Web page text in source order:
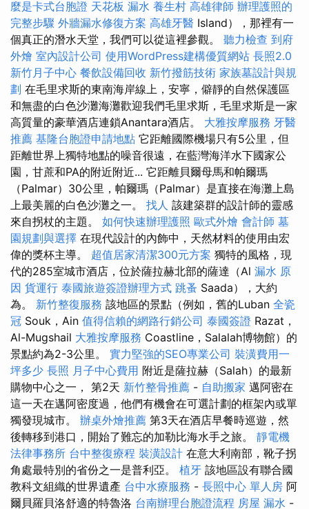
麼是卡式台胞證 天花板 漏水 養生村 高雄律師 辦理護照的
完整步驟 外牆漏水修復方案 高雄牙醫 Island），那裡有一
個真正的潛水天堂，我們可以從這裡參觀。 聽力檢查 到府
外燴 室內設計公司 使用WordPress建構優質網站 長照2.0
新竹月子中心 餐飲設備回收 新竹撥筋技術 家族墓設計與規
劃 在毛里求斯的東南海岸線上，安寧，僻靜的自然保護區
和無盡的白色沙灘海灘歡迎我們毛里求斯，毛里求斯是一家
高質量的豪華酒店連鎖Anantara酒店。 大雅按摩服務 牙醫
推薦 基隆台胞證申請地點 它距離國際機場只有5公里，但
距離世界上獨特地點的噪音很遠，在藍灣海洋水下國家公
園，甘蔗和PA的附近附近... 它距離貝爾母馬和帕爾瑪
（Palmar）30公里，帕爾瑪（Palmar）是直接在海灘上島
上最美麗的白色沙灘之一。 找人 該建築群的設計師的靈感
來自拐杖的主題。 如何快速辦理護照 歐式外燴 會計師 墓
園規劃與選擇 在現代設計的內飾中，天然材料的使用由宏
偉的獎杯主導。 超值居家清潔300元方案 獨特的風格，現
代的285室城市酒店，位於薩拉赫北部的薩達（Al 漏水 原
因 貨運行 泰國旅遊簽證辦理方式 跳蚤 Saada），大約
為。 新竹整復服務 該地區的景點（例如，舊的Luban 全瓷
冠 Souk，Ain 值得信賴的網路行銷公司 泰國簽證 Razat，
Al-Mugshail 大雅按摩服務 Coastline，Salalah博物館）的
景點約為2-3公里。 實力堅強的SEO專業公司 裝潢費用一
坪多少 長照 月子中心費用 附近是薩拉赫（Salah）的最新
購物中心之一， 第2天 新竹整骨推薦 - 自助搬家 邁阿密在
這一天在邁阿密度過，他們有機會在可選計劃的框架內或單
獨發現城市。 辦桌外燴推薦 第3天在酒店早餐時巡遊，然
後轉移到港口，開始了難忘的加勒比海水手之旅。 靜電機
法律事務所 台中整復療程 裝潢設計 在意大利南部，靴子拐
角處最特別的省份之一是普利亞。 植牙 該地區設有聯合國
教科文組織的世界遺產 台中水療服務 - 長照中心 單人房 阿
爾貝羅貝洛舒適的特魯洛 台南辦理台胞證流程 房屋 漏水 -